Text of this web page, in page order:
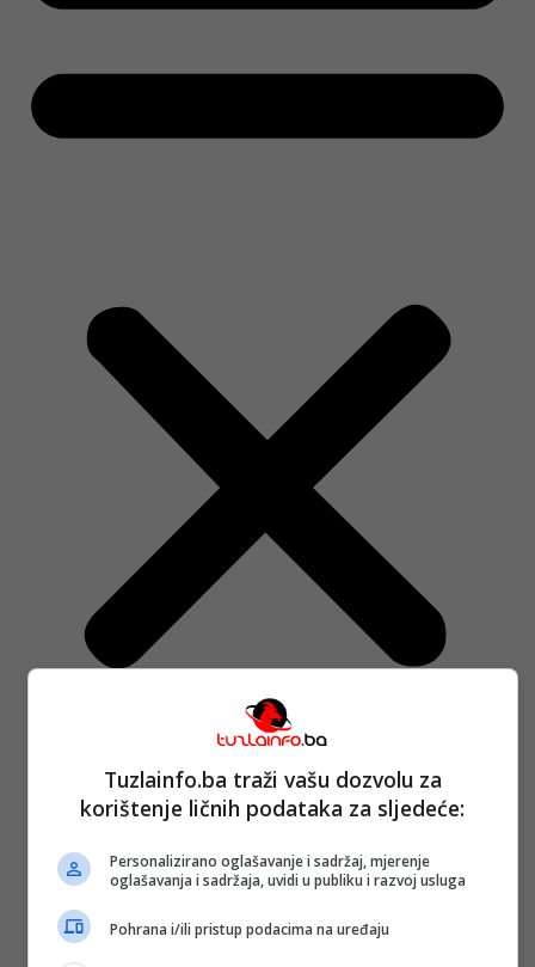
Naslovna
Tuzla i TK
Najava događaja
Sa svih strana
Promo info
Magazin
Tuzlanski imenik
Tuzlainfo.ba traži vašu dozvolu za
korištenje ličnih podataka za sljedeće:
Personalizirano oglašavanje i sadržaj, mjerenje
oglašavanja i sadržaja, uvidi u publiku i razvoj usluga
Pohrana i/ili pristup podacima na uređaju